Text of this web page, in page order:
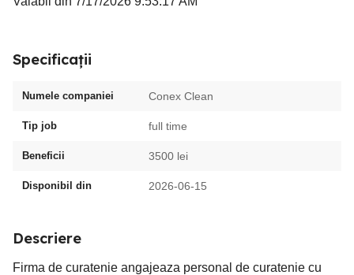
Specificații
Numele companiei Conex Clean
Tip job full time
Beneficii 3500 lei
Disponibil din 2026-06-15
Descriere
Firma de curatenie angajeaza personal de curatenie cu